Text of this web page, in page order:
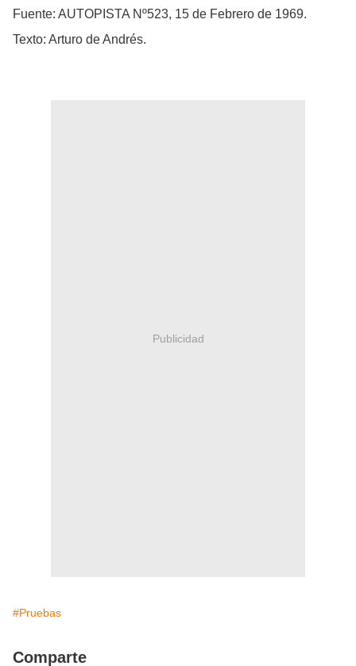
Fuente: AUTOPISTA Nº523, 15 de Febrero de 1969.
Texto: Arturo de Andrés.
Publicidad
#Pruebas
Comparte